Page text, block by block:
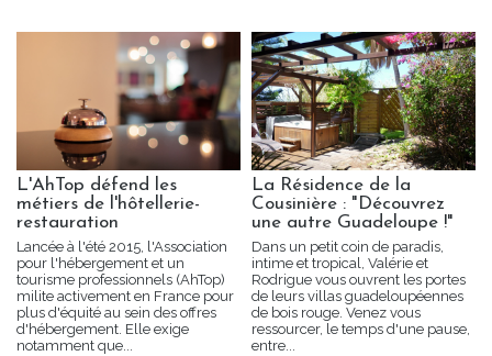
L'AhTop défend les
métiers de l'hôtellerie-
restauration
Lancée à l'été 2015, l'Association
pour l'hébergement et un
tourisme professionnels (AhTop)
milite activement en France pour
plus d'équité au sein des offres
d'hébergement. Elle exige
notamment que...
La Résidence de la
Cousinière : "Découvrez
une autre Guadeloupe !"
Dans un petit coin de paradis,
intime et tropical, Valérie et
Rodrigue vous ouvrent les portes
de leurs villas guadeloupéennes
de bois rouge. Venez vous
ressourcer, le temps d'une pause,
entre...